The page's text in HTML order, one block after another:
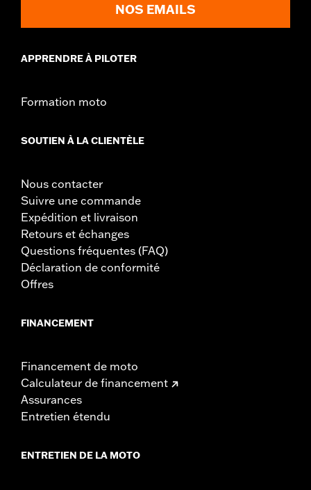
NOS EMAILS
APPRENDRE À PILOTER
Formation moto
SOUTIEN À LA CLIENTÈLE
Nous contacter
Suivre une commande
Expédition et livraison
Retours et échanges
Questions fréquentes (FAQ)
Déclaration de conformité
Offres
FINANCEMENT
Financement de moto
Calculateur de financement
Assurances
Entretien étendu
ENTRETIEN DE LA MOTO